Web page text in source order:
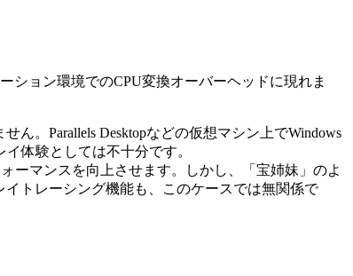
ション環境でのCPU変換オーバーヘッドに現れま
ん。Parallels Desktopなどの仮想マシン上でWindows
体験としては不十分です。
ーマンスを向上させます。しかし、「宝姉妹」のよ
トレーシング機能も、このケースでは無関係で